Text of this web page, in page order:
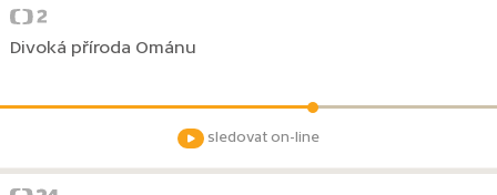
Divoká příroda Ománu
sledovat on-line